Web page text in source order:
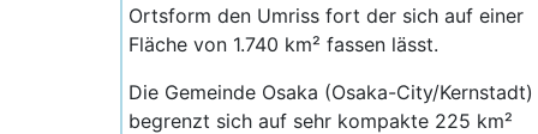
Ortsform den Umriss fort der sich auf einer
Fläche von 1.740 km² fassen lässt.
Die Gemeinde Osaka (Osaka-City/Kernstadt)
begrenzt sich auf sehr kompakte 225 km²